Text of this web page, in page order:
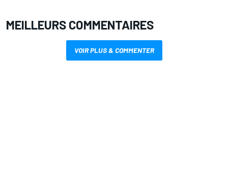
MEILLEURS COMMENTAIRES
VOIR PLUS & COMMENTER